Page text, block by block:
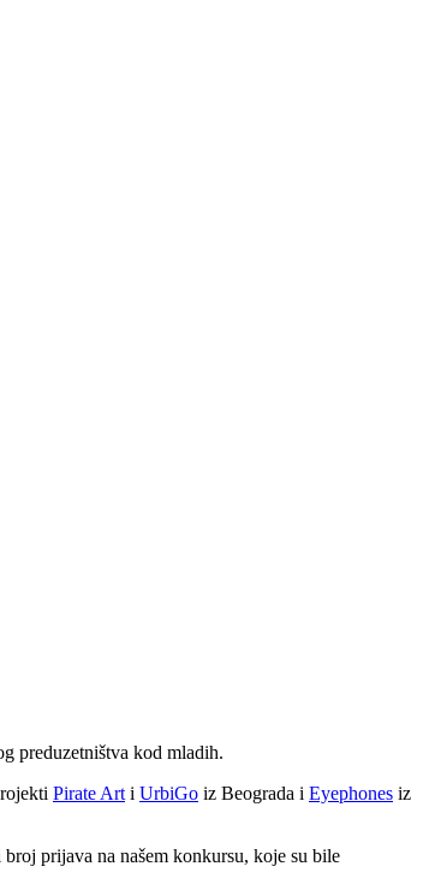
preduzetništva kod mladih.
Pirate Art i UrbiGo iz Beograda i Eyephones iz
prijava na našem konkursu, koje su bile